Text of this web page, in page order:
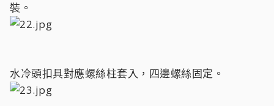
裝。
水冷頭扣具對應螺絲柱套入，四邊螺絲固定。